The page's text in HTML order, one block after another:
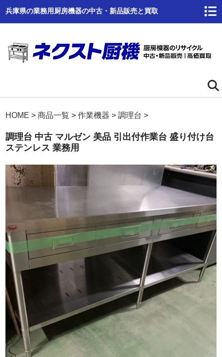
兵庫県の業務用厨房機器の中古・新品販売と買取
ホーム
ネクスト厨機とは
高価買取
Q&A
事業案内
ブログ
お問い合わせ
HOME >商品一覧 >作業機器 >調理台 >
調理台 中古 マルゼン 美品 引出付作業台 盛り付け台
ステンレス 業務用